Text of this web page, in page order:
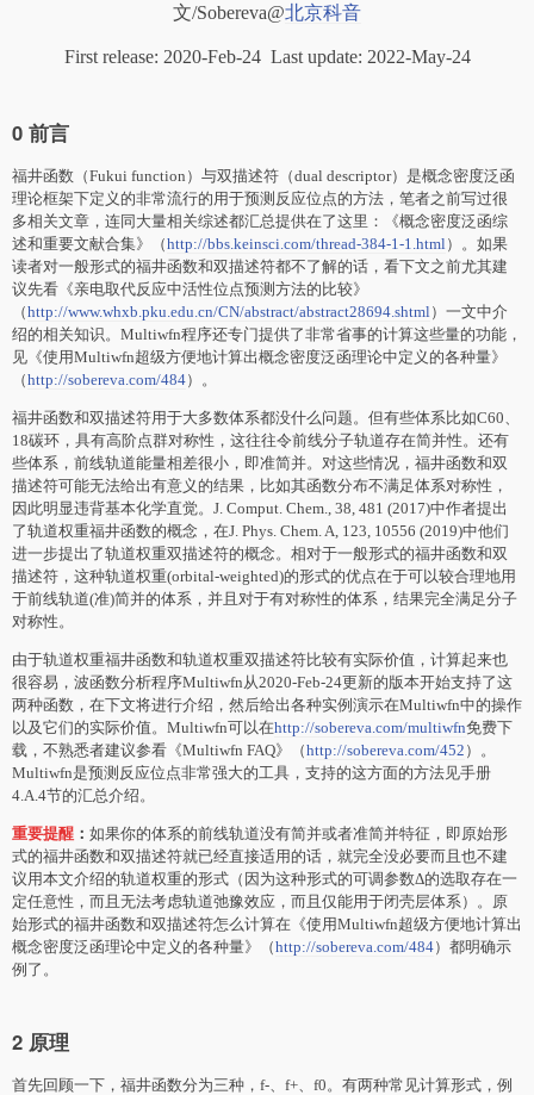
文/Sobereva@北京科音
First release: 2020-Feb-24 Last update: 2022-May-24
0 前言
福井函数（Fukui function）与双描述符（dual descriptor）是概念密度泛函
理论框架下定义的非常流行的用于预测反应位点的方法，笔者之前写过很
多相关文章，连同大量相关综述都汇总提供在了这里：《概念密度泛函综
述和重要文献合集》（http://bbs.keinsci.com/thread-384-1-1.html ）。如果
读者对一般形式的福井函数和双描述符都不了解的话，看下文之前尤其建
议先看《亲电取代反应中活性位点预测方法的比较》
（http://www.whxb.pku.edu.cn/CN/abstract/abstract28694.shtml ）一文中介
绍的相关知识。Multiwfn程序还专门提供了非常省事的计算这些量的功能，
见《使用Multiwfn超级方便地计算出概念密度泛函理论中定义的各种量》
（http://sobereva.com/484）。
福井函数和双描述符用于大多数体系都没什么问题。但有些体系比如C60、
18碳环，具有高阶点群对称性，这往往令前线分子轨道存在简并性。还有
些体系，前线轨道能量相差很小，即准简并。对这些情况，福井函数和双
描述符可能无法给出有意义的结果，比如其函数分布不满足体系对称性，
因此明显违背基本化学直觉。J. Comput. Chem., 38, 481 (2017)中作者提出
了轨道权重福井函数的概念，在J. Phys. Chem. A, 123, 10556 (2019)中他们
进一步提出了轨道权重双描述符的概念。相对于一般形式的福井函数和双
描述符，这种轨道权重(orbital-weighted)的形式的优点在于可以较合理地用
于前线轨道(准)简并的体系，并且对于有对称性的体系，结果完全满足分子
对称性。
由于轨道权重福井函数和轨道权重双描述符比较有实际价值，计算起来也
很容易，波函数分析程序Multiwfn从2020-Feb-24更新的版本开始支持了这
两种函数，在下文将进行介绍，然后给出各种实例演示在Multiwfn中的操作
以及它们的实际价值。Multiwfn可以在http://sobereva.com/multiwfn免费下
载，不熟悉者建议参看《Multiwfn FAQ》（http://sobereva.com/452 ）。
Multiwfn是预测反应位点非常强大的工具，支持的这方面的方法见手册
4.A.4节的汇总介绍。
重要提醒 ： 如果你的体系的前线轨道没有简并或者准简并特征，即原始形
式的福井函数和双描述符就已经直接适用的话，就完全没必要而且也不建
议用本文介绍的轨道权重的形式（因为这种形式的可调参数Δ的选取存在一
定任意性，而且无法考虑轨道弛豫效应，而且仅能用于闭壳层体系）。原
始形式的福井函数和双描述符怎么计算在《使用Multiwfn超级方便地计算出
概念密度泛函理论中定义的各种量》（http://sobereva.com/484）都明确示
例了。
2 原理
首先回顾一下，福井函数分为三种，f-、f+、f0。有两种常见计算形式，例